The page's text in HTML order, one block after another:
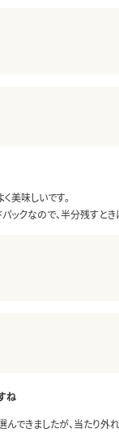
美味しいです。
ックなので、半分残すと
ね
できましたが、当たり外